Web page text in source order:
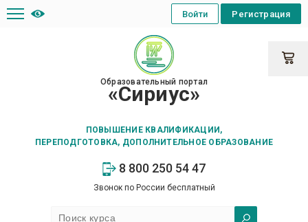
Образовательный портал
«Сириус»
ПОВЫШЕНИЕ КВАЛИФИКАЦИИ,
ПЕРЕПОДГОТОВКА, ДОПОЛНИТЕЛЬНОЕ ОБРАЗОВАНИЕ
8 800 250 54 47
Звонок по России бесплатный
Регистрация
Войти